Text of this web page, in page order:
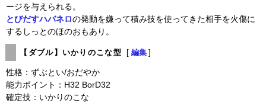
ージを与えられる。
とびだすハバネロの発動を嫌って積み技を使ってきた相手を火傷に
するしっとのほのおもあり。
【ダブル】いかりのこな型 [ 編集 ]
性格：ずぶとい/おだやか
能力ポイント：H32 BorD32
確定技：いかりのこな